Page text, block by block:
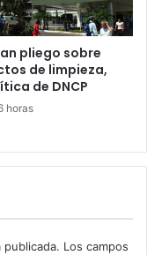
pliego sobre
de limpieza,
de DNCP
horas
Los campos